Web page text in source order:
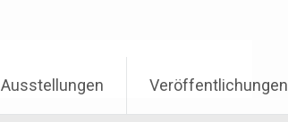
Ausstellungen Veröffentlichungen